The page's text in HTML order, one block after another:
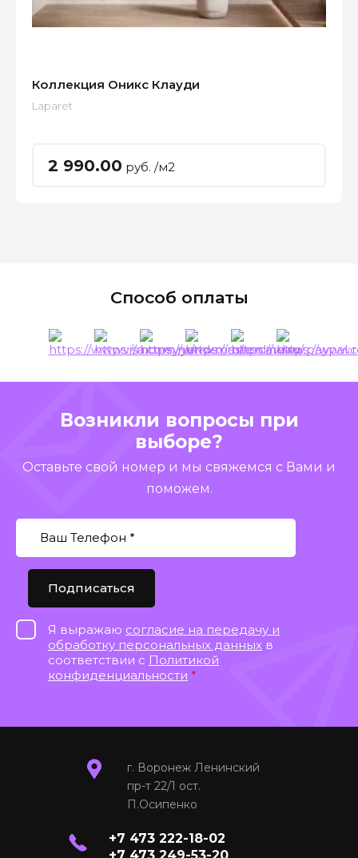
Коллекция Оникс Клауди
Laparet
2 990.00 руб. /м2
Способ оплаты
Возникли вопросы при
выборе?
Оставьте свой номер и мы свяжемся с Вами и
поможем.
Я выражаю согласие на передачу и
обработку персональных данных в
соответствии с Политикой
конфиденциальности *
Подписаться
г. Воронеж Ленинский
пр-т 22/1 ост.
П.Осипенко
+7 473 222-18-02